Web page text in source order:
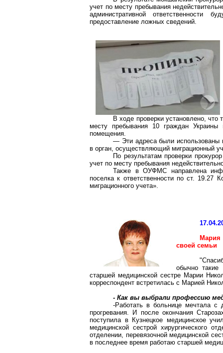
учет по месту пребывания
административной
предоставление ложных сведений.
В ходе проверки установлено,
месту пребывания 10 граждан
помещения.
— Эти адреса были использованы
в орган, осуществляющий миграционный
По результатам проверки
учет по месту пребывания
Также в ОУФМС направлена
поселка к ответственности по ст. 19.27
миграционного учета».
Мария
своей семьи
обычно такие
старшей медицинской сестре Марии
корреспондент встретилась с Марией
- Как вы выбрали профессию
-Работать в больнице мечтала
прогревания. И после окончания
поступила в Кузнецкое медицинское
медицинской сестрой хирургического
отделении, перевязочной медицинской
в последнее время работаю старшей